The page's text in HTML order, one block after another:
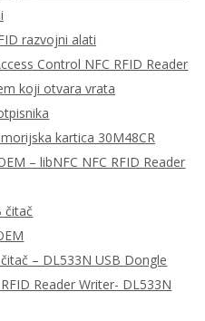
razvojni alati
Control NFC RFID Reader
koji otvara vrata
kartica 30M48CR
– libNFC NFC RFID Reader
čitač
– DL533N USB Dongle
Reader Writer- DL533N